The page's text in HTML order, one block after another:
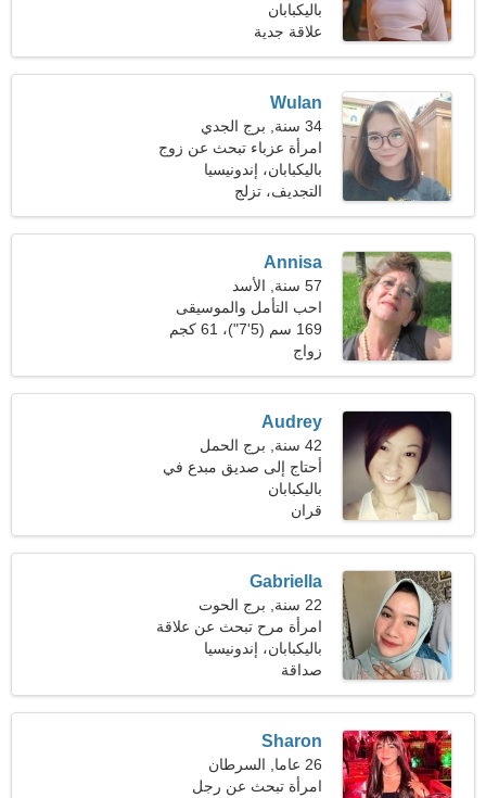
باليكبابان
علاقة جدية
Wulan
34 سنة, برج الجدي
امرأة عزباء تبحث عن زوج
39-43
باليكبابان، إندونيسيا
التجديف، تزلج
Annisa
57 سنة, الأسد
احب التأمل والموسيقى
169 سم (5'7")، 61 كجم
(134 رطلا)زواج
Audrey
42 سنة, برج الحمل
أحتاج إلى صديق مبدع في
المشي لمسافات طويلة
باليكبابان
قران
Gabriella
22 سنة, برج الحوت
امرأة مرح تبحث عن علاقة
حب
باليكبابان، إندونيسيا
صداقة
Sharon
26 عاما, السرطان
امرأة تبحث عن رجل